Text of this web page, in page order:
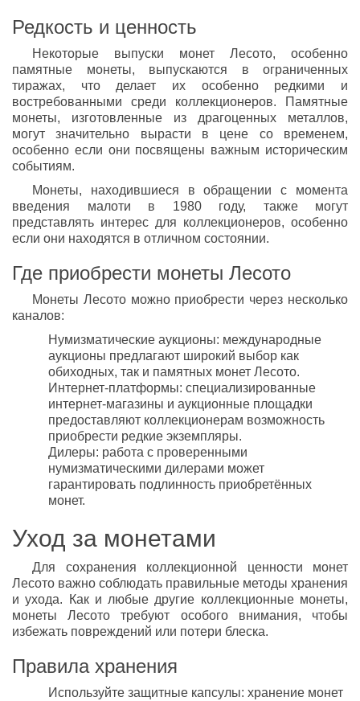
Редкость и ценность
Некоторые выпуски монет Лесото, особенно
памятные монеты, выпускаются в ограниченных
тиражах, что делает их особенно редкими и
востребованными среди коллекционеров. Памятные
монеты, изготовленные из драгоценных металлов,
могут значительно вырасти в цене со временем,
особенно если они посвящены важным историческим
событиям.
Монеты, находившиеся в обращении с момента
введения малоти в 1980 году, также могут
представлять интерес для коллекционеров, особенно
если они находятся в отличном состоянии.
Где приобрести монеты Лесото
Монеты Лесото можно приобрести через несколько
каналов:
Нумизматические аукционы: международные
аукционы предлагают широкий выбор как
обиходных, так и памятных монет Лесото.
Интернет-платформы: специализированные
интернет-магазины и аукционные площадки
предоставляют коллекционерам возможность
приобрести редкие экземпляры.
Дилеры: работа с проверенными
нумизматическими дилерами может
гарантировать подлинность приобретённых
монет.
Уход за монетами
Для сохранения коллекционной ценности монет
Лесото важно соблюдать правильные методы хранения
и ухода. Как и любые другие коллекционные монеты,
монеты Лесото требуют особого внимания, чтобы
избежать повреждений или потери блеска.
Правила хранения
Используйте защитные капсулы: хранение монет